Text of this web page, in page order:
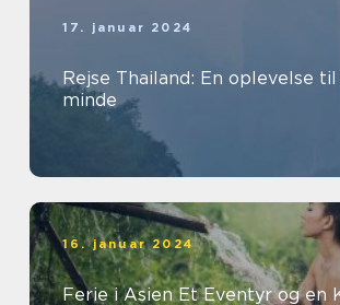
17. januar 2024
Rejse Thailand: En oplevelse
minde
16. januar 2024
Ferie i Asien Et Eventyr og en Kulturel